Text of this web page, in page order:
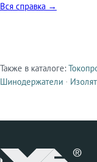
Вся справка →
Смежные
Также в каталоге:
Шинодержатели ·